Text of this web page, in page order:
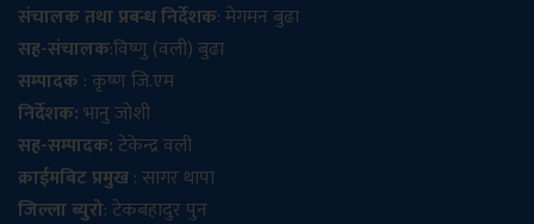
संचालक तथा प्रबन्ध निर्देशक: मेगमन बुढा
सह-संचालक:विष्णु (वली) बुढा
सम्पादक: कृष्ण जि.एम
निर्देशक:भानु जोशी
सह-सम्पादक:टेकेन्द्र वली
क्राईमबिट प्रमुख: सागर थापा
जिल्ला ब्युरो: टेकबहादुर पुन